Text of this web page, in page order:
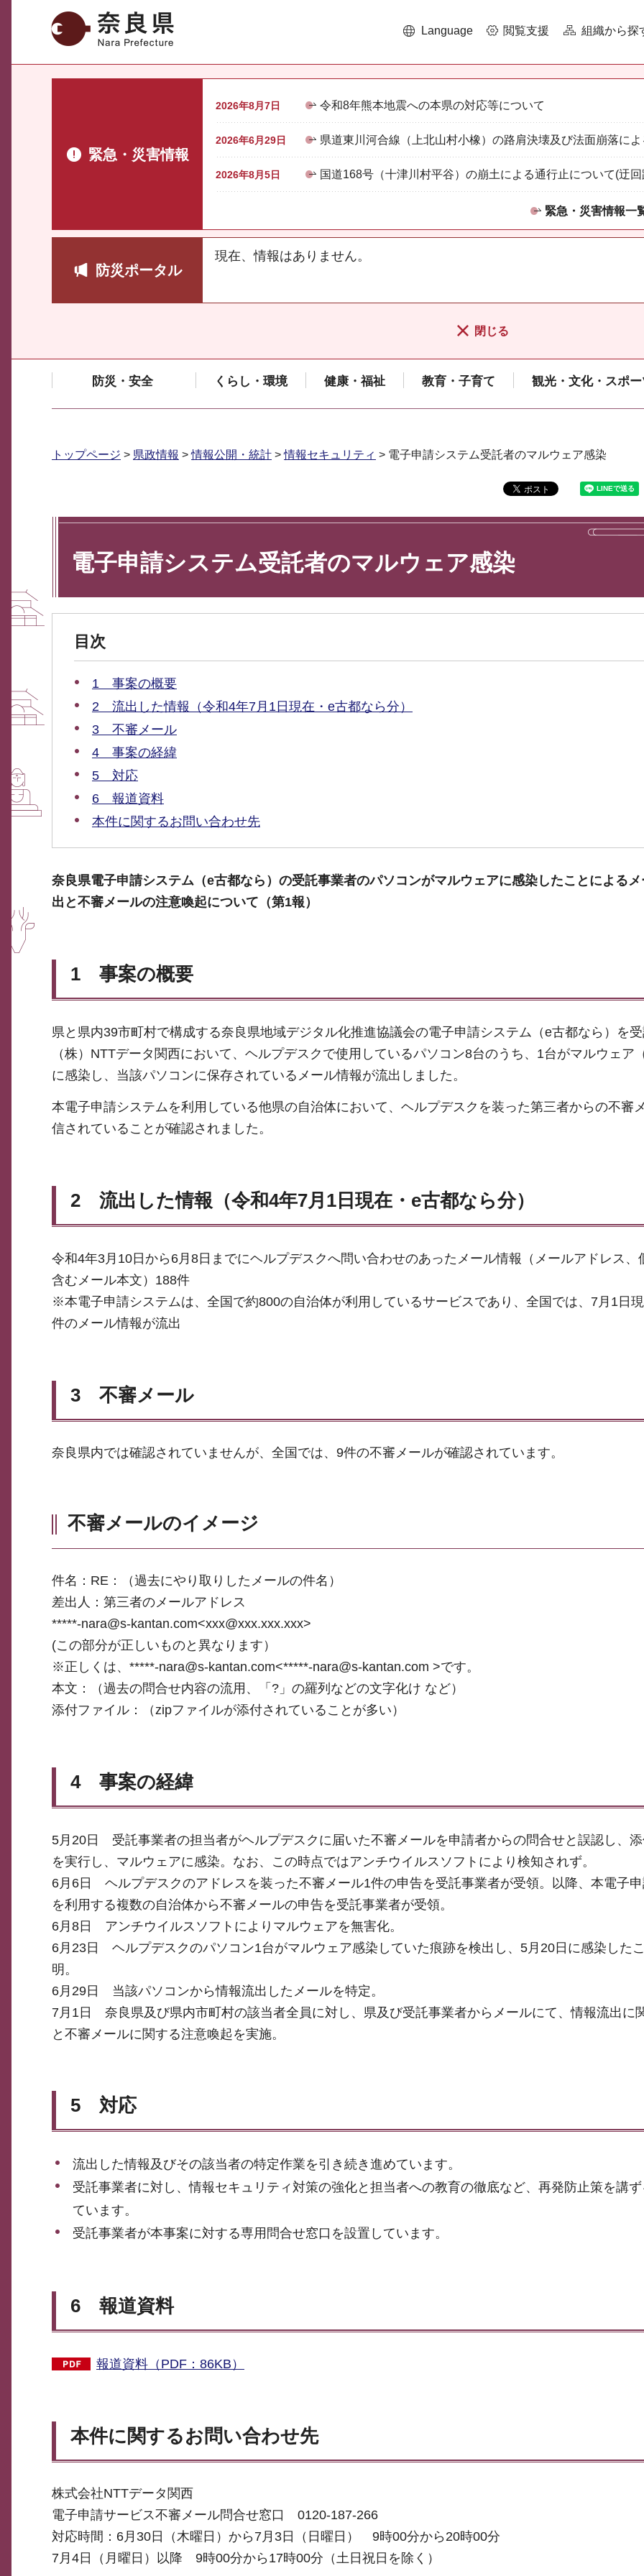
奈良県 Language 閲覧支援 組織から探
緊急・災害情報
2026年8月7日 令和8年熊本地震への本県の対応等について
2026年6月29日 県道東川河合線（上北山村小橡）の路肩決壊及び法面崩落に
2026年8月5日 国道168号（十津川村平谷）の崩土による通行止について(迂
緊急・災害情報一
防災ポータル
現在、情報はありません。
閉じる
防災・安全 くらし・環境 健康・福祉 教育・子育て 観光・文化・スポー
トップページ > 県政情報 >情報公開・統計 >情報セキュリティ > 電子申請システム受託者のマルウェア感染
電子申請システム受託者のマルウェア感染
目次
1 事案の概要
2 流出した情報（令和4年7月1日現在・e古都なら分）
3 不審メール
4 事案の経緯
5 対応
6 報道資料
本件に関するお問い合わせ先
奈良県電子申請システム（e古都なら）の受託事業者のパソコンがマルウェアに感染したことによる
出と不審メールの注意喚起について（第1報）
1 事案の概要
県と県内39市町村で構成する奈良県地域デジタル化推進協議会の電子申請システム（e古都なら）を
（株）NTTデータ関西において、ヘルプデスクで使用しているパソコン8台のうち、1台がマルウェア
に感染し、当該パソコンに保存されているメール情報が流出しました。
本電子申請システムを利用している他県の自治体において、ヘルプデスクを装った第三者からの不審
信されていることが確認されました。
2 流出した情報（令和4年7月1日現在・e古都なら分）
令和4年3月10日から6月8日までにヘルプデスクへ問い合わせのあったメール情報（メールアドレス、
含むメール本文）188件
※本電子申請システムは、全国で約800の自治体が利用しているサービスであり、全国では、7月1日
件のメール情報が流出
3 不審メール
奈良県内では確認されていませんが、全国では、9件の不審メールが確認されています。
不審メールのイメージ
件名：RE：（過去にやり取りしたメールの件名）
差出人：第三者のメールアドレス
*****-nara@s-kantan.com<xxx@xxx.xxx.xxx>
(この部分が正しいものと異なります）
※正しくは、*****-nara@s-kantan.com<*****-nara@s-kantan.com >です。
本文：（過去の問合せ内容の流用、「?」の羅列などの文字化け など）
添付ファイル：（zipファイルが添付されていることが多い）
4 事案の経緯
5月20日 受託事業者の担当者がヘルプデスクに届いた不審メールを申請者からの問合せと誤認し、
を実行し、マルウェアに感染。なお、この時点ではアンチウイルスソフトにより検知されず。
6月6日 ヘルプデスクのアドレスを装った不審メール1件の申告を受託事業者が受領。以降、本電子
を利用する複数の自治体から不審メールの申告を受託事業者が受領。
6月8日 アンチウイルスソフトによりマルウェアを無害化。
6月23日 ヘルプデスクのパソコン1台がマルウェア感染していた痕跡を検出し、5月20日に感染した
明。
6月29日 当該パソコンから情報流出したメールを特定。
7月1日 奈良県及び県内市町村の該当者全員に対し、県及び受託事業者からメールにて、情報流出に
と不審メールに関する注意喚起を実施。
5 対応
流出した情報及びその該当者の特定作業を引き続き進めています。
受託事業者に対し、情報セキュリティ対策の強化と担当者への教育の徹底など、再発防止策を講
ています。
受託事業者が本事案に対する専用問合せ窓口を設置しています。
6 報道資料
報道資料（PDF：86KB）
本件に関するお問い合わせ先
株式会社NTTデータ関西
電子申請サービス不審メール問合せ窓口 0120-187-266
対応時間：6月30日（木曜日）から7月3日（日曜日） 9時00分から20時00分
7月4日（月曜日）以降 9時00分から17時00分（土日祝日を除く）